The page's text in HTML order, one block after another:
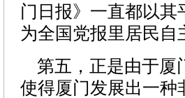
门日报》一直都以
为全国党报里居民自
第五，正是由于厦
使得厦门发展出一种